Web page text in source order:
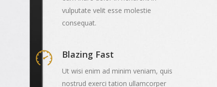
vulputate velit esse molestie
consequat.
Blazing Fast
Ut wisi enim ad minim veniam, quis
nostrud exerci tation ullamcorper